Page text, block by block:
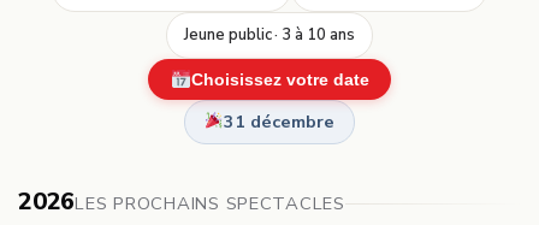
Jeune public · 3 à 10 ans
Choisissez votre date
31 décembre
2026LES PROCHAINS SPECTACLES